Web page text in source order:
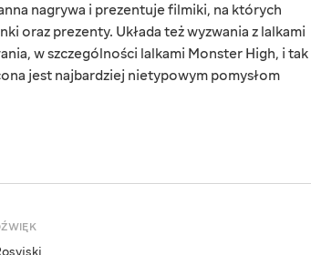
nagrywa i prezentuje filmiki, na których
oraz prezenty. Układa też wyzwania z lalkami
w szczególności lalkami Monster High, i tak
jest najbardziej nietypowym pomysłom